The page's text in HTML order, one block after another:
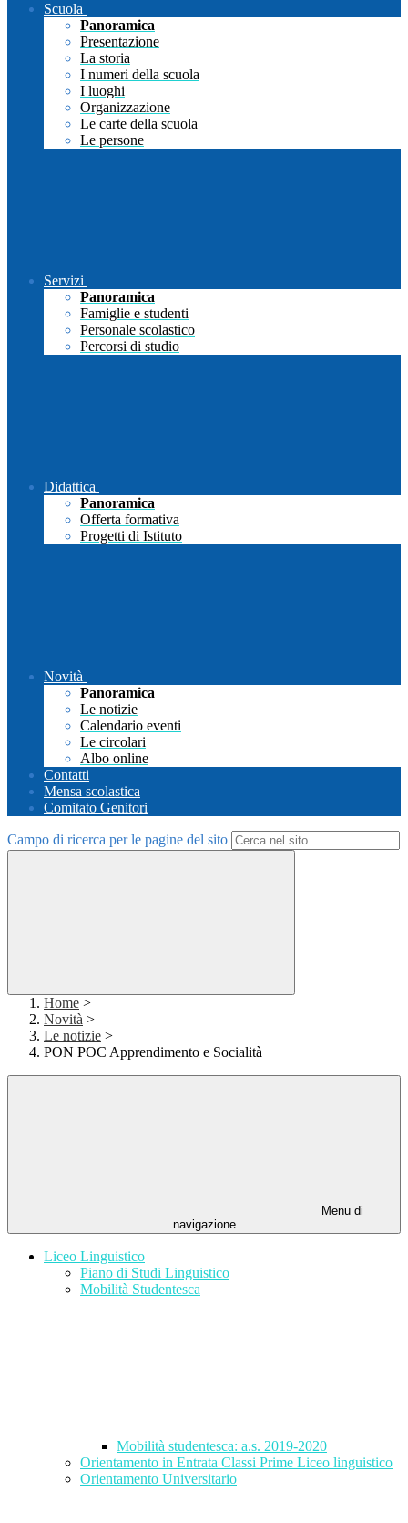
Scuola
Panoramica
Presentazione
La storia
I numeri della scuola
I luoghi
Organizzazione
Le carte della scuola
Le persone
Servizi
Panoramica
Famiglie e studenti
Personale scolastico
Percorsi di studio
Didattica
Panoramica
Offerta formativa
Progetti di Istituto
Novità
Panoramica
Le notizie
Calendario eventi
Le circolari
Albo online
Contatti
Mensa scolastica
Comitato Genitori
Campo di ricerca per le pagine del sito
Home >
Novità >
Le notizie >
PON POC Apprendimento e Socialità
Menu di
navigazione
Liceo Linguistico
Piano di Studi Linguistico
Mobilità Studentesca
Mobilità studentesca: a.s. 2019-2020
Orientamento in Entrata Classi Prime Liceo linguistico
Orientamento Universitario